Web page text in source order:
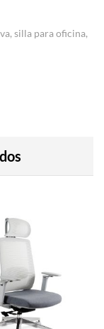
, silla para oficina,